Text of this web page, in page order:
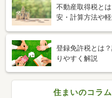
不動産取得税と
安・計算方法や
登録免許税とは
りやすく解説
住まいのコラ